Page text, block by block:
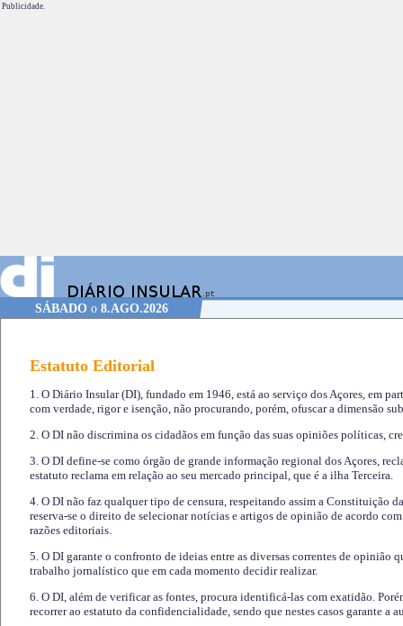
Publicidade.
SÁBADOo 8.AGO.2026
Estatuto Editorial
1. O Diário Insular (DI), fundado em 1946, está ao serviço dos Açores, em
com verdade, rigor e isenção, não procurando, porém, ofuscar a dimensão
2. O DI não discrimina os cidadãos em função das suas opiniões políticas,
3. O DI define-se como órgão de grande informação regional dos Açores,
estatuto reclama em relação ao seu mercado principal, que é a ilha Terceira.
4. O DI não faz qualquer tipo de censura, respeitando assim a Constituição
reserva-se o direito de selecionar notícias e artigos de opinião de acordo
razões editoriais.
5. O DI garante o confronto de ideias entre as diversas correntes de opinião
trabalho jornalístico que em cada momento decidir realizar.
6. O DI, além de verificar as fontes, procura identificá-las com exatidão.
recorrer ao estatuto da confidencialidade, sendo que nestes casos garante a